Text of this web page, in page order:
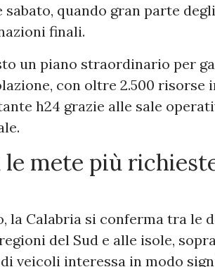
sabato, quando gran parte
finali.
un piano straordinario per
con oltre 2.500 risorse
h24 grazie alle sale
le mete più
la Calabria si conferma tra le
del Sud e alle isole,
veicoli interessa in modo